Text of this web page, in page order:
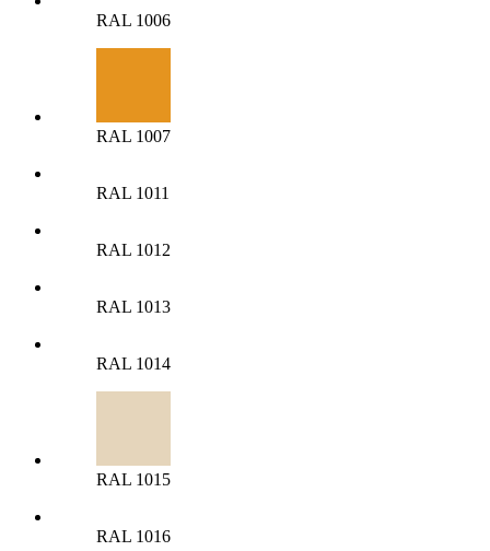
RAL 1006
RAL 1007
RAL 1011
RAL 1012
RAL 1013
RAL 1014
RAL 1015
RAL 1016